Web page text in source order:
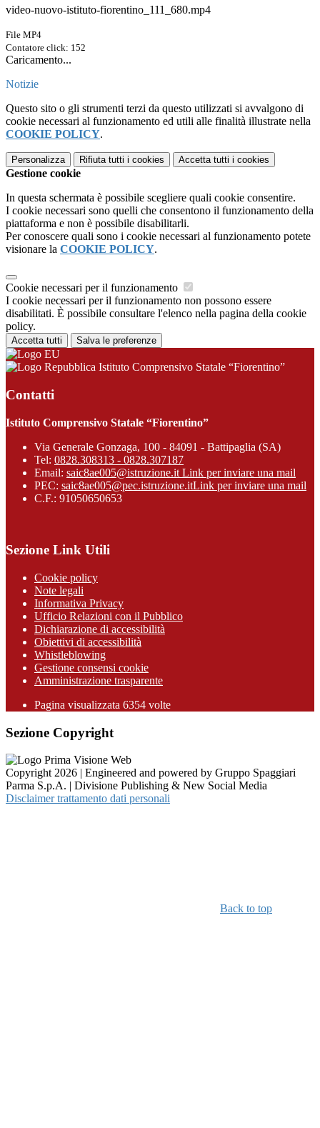
video-nuovo-istituto-fiorentino_111_680.mp4
File MP4
Contatore click: 152
Caricamento...
Notizie
Questo sito o gli strumenti terzi da questo utilizzati si avvalgono di
cookie necessari al funzionamento ed utili alle finalità illustrate nella
COOKIE POLICY.
Personalizza Rifiuta tutti i cookies Accetta tutti i cookies
Gestione cookie
In questa schermata è possibile scegliere quali cookie consentire.
I cookie necessari sono quelli che consentono il funzionamento della
piattaforma e non è possibile disabilitarli.
Per conoscere quali sono i cookie necessari al funzionamento potete
visionare la COOKIE POLICY.
Cookie necessari per il funzionamento
I cookie necessari per il funzionamento non possono essere
disabilitati. È possibile consultare l'elenco nella pagina della cookie
policy.
Accetta tutti Salva le preferenze
Istituto Comprensivo Statale “Fiorentino”
Contatti
Istituto Comprensivo Statale “Fiorentino”
Via Generale Gonzaga, 100 - 84091 - Battipaglia (SA)
Tel: 0828.308313 - 0828.307187
Email: saic8ae005@istruzione.it Link per inviare una mail
PEC: saic8ae005@pec.istruzione.itLink per inviare una mail
C.F.: 91050650653
Sezione Link Utili
Cookie policy
Note legali
Informativa Privacy
Ufficio Relazioni con il Pubblico
Dichiarazione di accessibilità
Obiettivi di accessibilità
Whistleblowing
Gestione consensi cookie
Amministrazione trasparente
Pagina visualizzata 6354 volte
Sezione Copyright
Copyright 2026 | Engineered and powered by Gruppo Spaggiari
Parma S.p.A. | Divisione Publishing & New Social Media
Disclaimer trattamento dati personali
Back to top